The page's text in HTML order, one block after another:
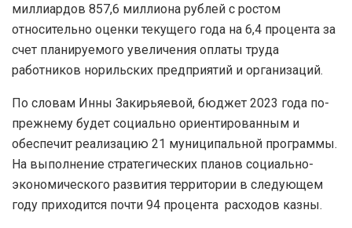
миллиардов 857,6 миллиона рублей с ростом
относительно оценки текущего года на 6,4 процента за
счет планируемого увеличения оплаты труда
работников норильских предприятий и организаций.
По словам Инны Закирьяевой, бюджет 2023 года по-
прежнему будет социально ориентированным и
обеспечит реализацию 21 муниципальной программы.
На выполнение стратегических планов социально-
экономического развития территории в следующем
году приходится почти 94 процента расходов казны.